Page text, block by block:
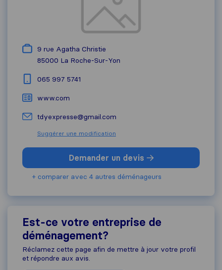
9 rue Agatha Christie
85000 La Roche-Sur-Yon
065 997 5741
www.com
tdyexpresse@gmail.com
Suggérer une modification
Demander un devis
+ comparer avec 4 autres déménageurs
Est-ce votre entreprise de
déménagement?
Réclamez cette page afin de mettre à jour votre profil
et répondre aux avis.